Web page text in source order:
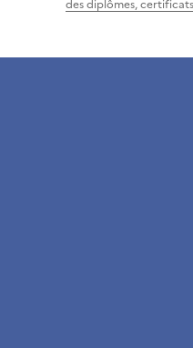
des diplômes,